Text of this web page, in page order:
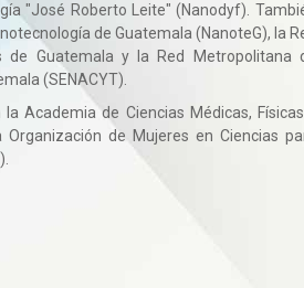
"José Roberto Leite" (Nanodyf).
de Guatemala (NanoteG), la
de Guatemala y la Red Metropolitana
(SENACYT).
Academia de Ciencias Médicas,
Organización de Mujeres en Ciencias